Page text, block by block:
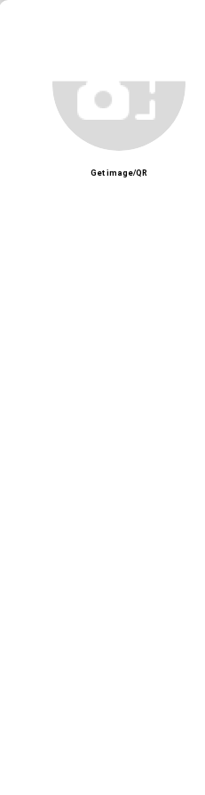
Unmute
Get image/QR